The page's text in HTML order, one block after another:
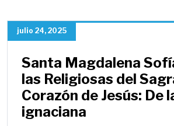
julio 24, 2025
Santa Magdalena
las Religiosas del
Corazón de Jesús: De
ignaciana